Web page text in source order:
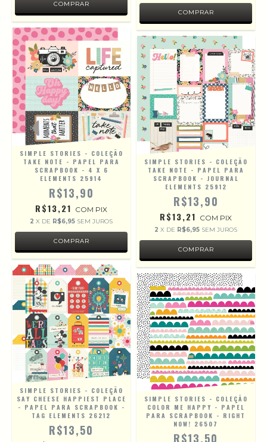
SIMPLE STORIES - COLEÇÃO
TAKE NOTE - PAPEL PARA
SCRAPBOOK - 4 X 6
ELEMENTS 25914
R$13,90
R$13,21 COM PIX
2 X DE R$6,95 SEM JUROS
SIMPLE STORIES - COLEÇÃO
TAKE NOTE - PAPEL PARA
SCRAPBOOK - JOURNAL
ELEMENTS 25912
R$13,90
R$13,21 COM PIX
2 X DE R$6,95 SEM JUROS
SIMPLE STORIES - COLEÇÃO
SAY CHEESE HAPPIEST PLACE
- PAPEL PARA SCRAPBOOK -
TAG ELEMENTS 26212
R$13,50
SIMPLE STORIES - COLEÇÃO
COLOR ME HAPPY - PAPEL
PARA SCRAPBOOK - RIGHT
NOW! 26507
R$13,50